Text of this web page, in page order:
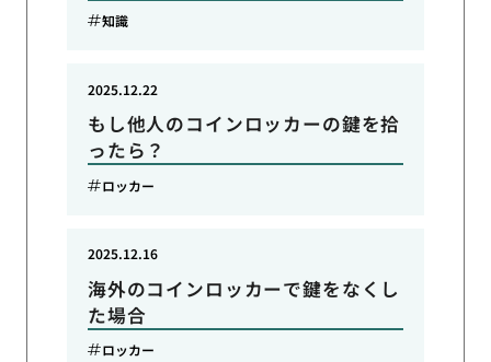
知識
もし他人のコインロッカーの鍵を拾
ったら？
2025.12.22
ロッカー
海外のコインロッカーで鍵をなくし
た場合
2025.12.16
ロッカー